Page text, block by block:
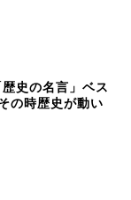
史の名言」ベス
の時歴史が動い